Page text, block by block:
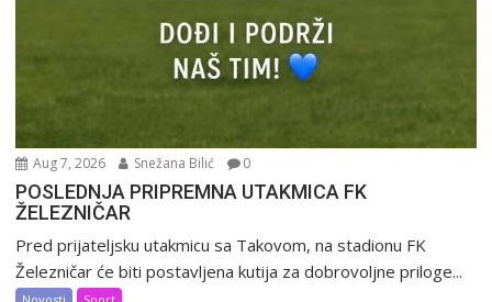
Aug 7, 2026 Snežana Bilić 0
POSLEDNJA PRIPREMNA UTAKMICA FK
ŽELEZNIČAR
Pred prijateljsku utakmicu sa Takovom, na stadionu FK
Železničar će biti postavljena kutija za dobrovoljne priloge...